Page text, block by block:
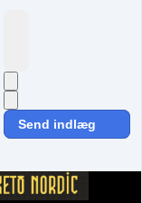
Send indlæg